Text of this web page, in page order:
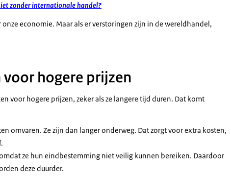
zonder internationale handel?
economie. Maar als er verstoringen zijn in de wereldhandel,
hogere prijzen
voor hogere prijzen, zeker als ze langere tijd duren. Dat komt
omvaren. Ze zijn dan langer onderweg. Dat zorgt voor extra kosten,
ze hun eindbestemming niet veilig kunnen bereiken. Daardoor
deze duurder.